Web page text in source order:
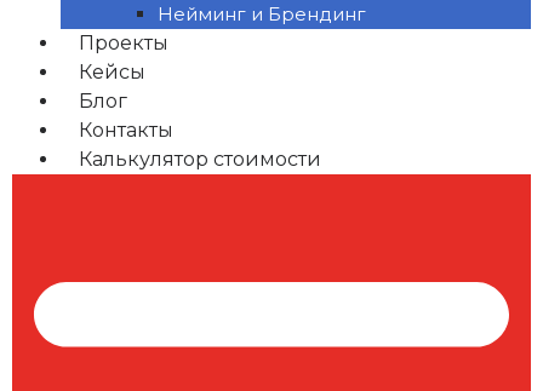
Нейминг и Брендинг
Проекты
Кейсы
Блог
Контакты
Калькулятор стоимости